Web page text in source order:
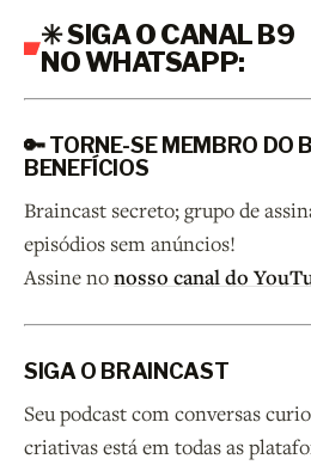
✳️ SIGA O CANAL B9
NO WHATSAPP:
🔑 TORNE-SE MEMBRO DO
BENEFÍCIOS
Braincast secreto; grupo de
episódios sem anúncios!
Assine nonosso canal do
SIGA O BRAINCAST
Seu podcast com conversas
criativas está em todas as